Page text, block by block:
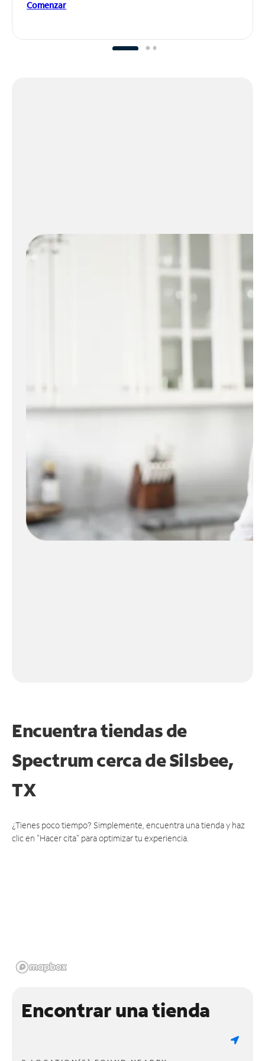
Comenzar
Encuentra tiendas de
Spectrum cerca deSilsbee,
TX
¿Tienes poco tiempo? Simplemente, encuentra una tienda y haz
clic en "Hacer cita" para optimizar tu experiencia.
Encontrar una tienda